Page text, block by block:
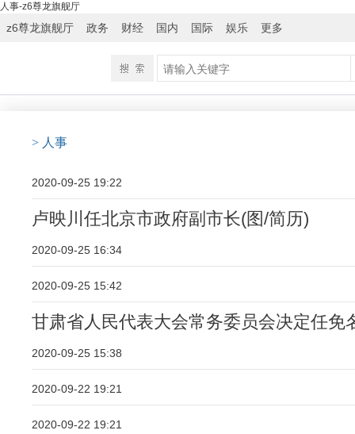
人事-z6尊龙旗舰厅
z6尊龙旗舰厅 政务 财经 国内 国际 娱乐 更多
> 人事
2020-09-25 19:22
卢映川任北京市政府副市长(图/简历)
2020-09-25 16:34
2020-09-25 15:42
甘肃省人民代表大会常务委员会决定任免
2020-09-25 15:38
2020-09-22 19:21
2020-09-22 19:21